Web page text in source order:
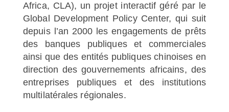
Africa, CLA), un projet interactif géré par le
Global Development Policy Center, qui suit
depuis l’an 2000 les engagements de prêts
des banques publiques et commerciales
ainsi que des entités publiques chinoises en
direction des gouvernements africains, des
entreprises publiques et des institutions
multilatérales régionales.